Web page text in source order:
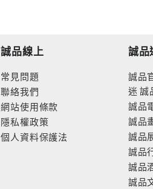
誠品線上
常見問題
聯絡我們
網站使用條款
隱私權政策
個人資料保護法
誠品
誠品
迷 誠
誠品
誠品
誠品
誠品
誠品
誠品